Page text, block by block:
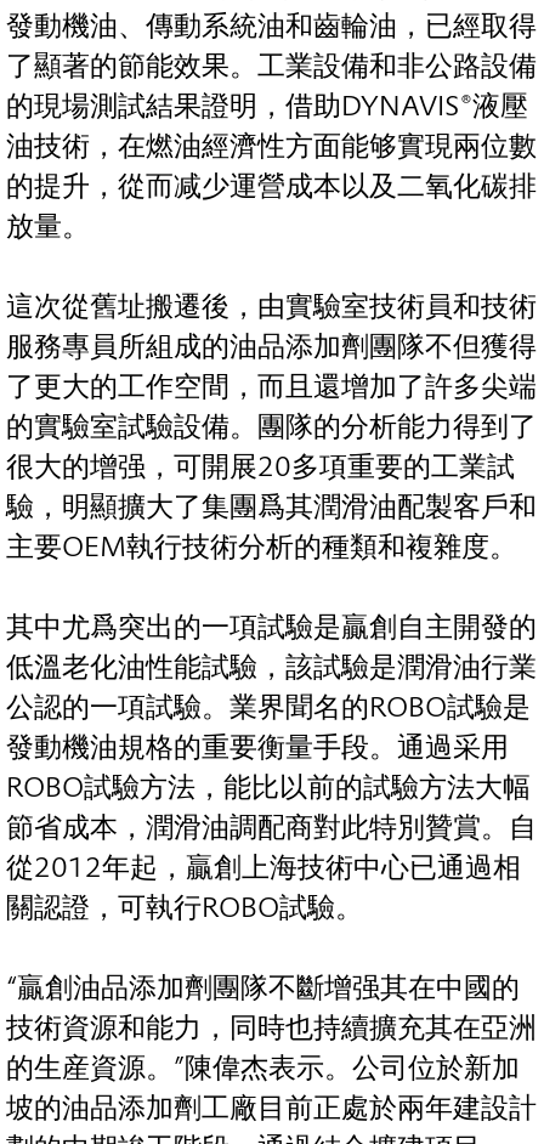
發動機油、傳動系統油和齒輪油，已經取得
了顯著的節能效果。工業設備和非公路設備
的現場測試結果證明，借助DYNAVIS®液壓
油技術，在燃油經濟性方面能够實現兩位數
的提升，從而减少運營成本以及二氧化碳排
放量。
這次從舊址搬遷後，由實驗室技術員和技術
服務專員所組成的油品添加劑團隊不但獲得
了更大的工作空間，而且還增加了許多尖端
的實驗室試驗設備。團隊的分析能力得到了
很大的增强，可開展20多項重要的工業試
驗，明顯擴大了集團爲其潤滑油配製客戶和
主要OEM執行技術分析的種類和複雜度。
其中尤爲突出的一項試驗是贏創自主開發的
低溫老化油性能試驗，該試驗是潤滑油行業
公認的一項試驗。業界聞名的ROBO試驗是
發動機油規格的重要衡量手段。通過采用
ROBO試驗方法，能比以前的試驗方法大幅
節省成本，潤滑油調配商對此特別贊賞。自
從2012年起，贏創上海技術中心已通過相
關認證，可執行ROBO試驗。
“贏創油品添加劑團隊不斷增强其在中國的
技術資源和能力，同時也持續擴充其在亞洲
的生産資源。”陳偉杰表示。公司位於新加
坡的油品添加劑工廠目前正處於兩年建設計